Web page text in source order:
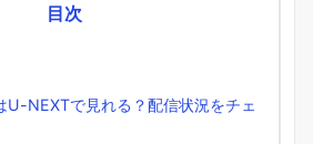
目次
U-NEXTで見れる？配信状況をチェ